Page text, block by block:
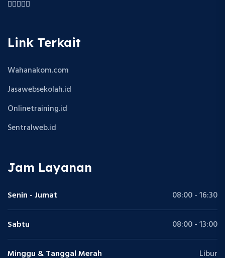
Link Terkait
Wahanakom.com
Jasawebsekolah.id
Onlinetraining.id
Sentralweb.id
Jam Layanan
Senin - Jumat 08:00 - 16:30
Sabtu 08:00 - 13:00
Minggu & Tanggal Merah Libur